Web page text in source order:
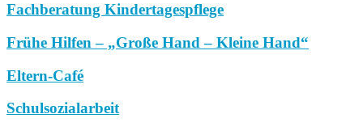
Fachberatung Kindertagespflege
Frühe Hilfen – „Große Hand – Kleine Hand“
Eltern-Café
Schulsozialarbeit